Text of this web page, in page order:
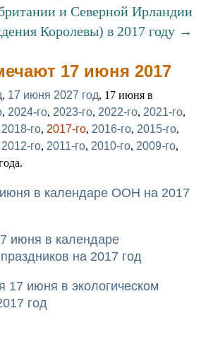
и Северной Ирландии
Королевы) в 2017 году →
17 июня 2017
, 17 июня 2027 год, 17 июня в
, 2024-го, 2023-го, 2022-го, 2021-го,
2018-го, 2017-го, 2016-го, 2015-го,
2012-го, 2011-го, 2010-го, 2009-го,
в календаре ООН на 2017
июня в календаре
на 2017 год
17 июня в экологическом
год